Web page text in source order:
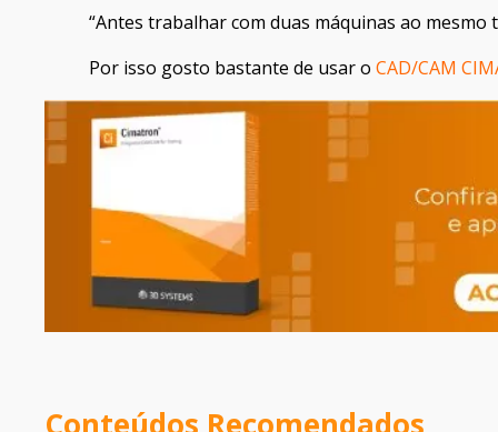
“Antes trabalhar com duas máquinas ao
Por isso gosto bastante de usar o CAD/CAM